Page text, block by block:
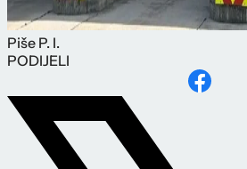
Piše P. I.
PODIJELI